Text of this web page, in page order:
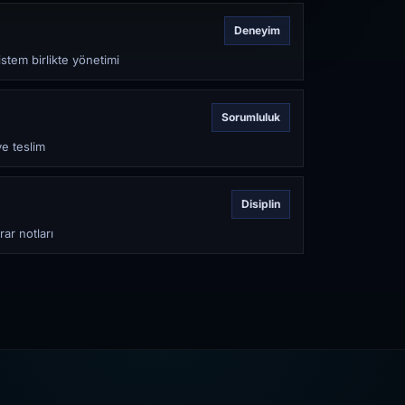
Deneyim
birlikte yönetimi
Sorumluluk
teslim
Disiplin
notları